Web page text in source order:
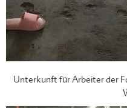
Unterkunft für Arbeiter der